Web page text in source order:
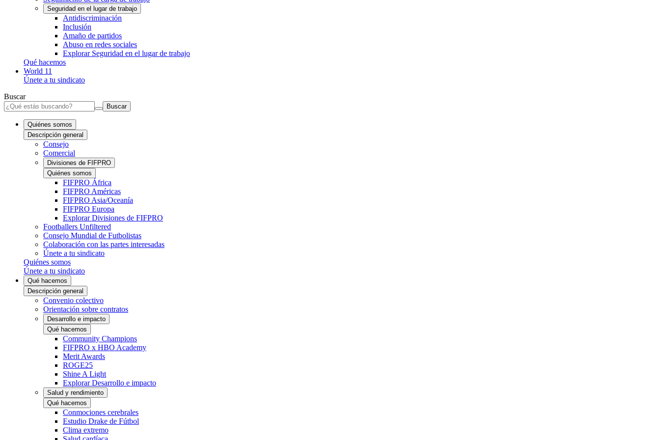
Seguridad en el lugar de trabajo
Antidiscriminación
Inclusión
Amaño de partidos
Abuso en redes sociales
Explorar Seguridad en el lugar de trabajo
Qué hacemos
World 11
Únete a tu sindicato
Buscar
Buscar
Quiénes somos
Descripción general
Consejo
Comercial
Divisiones de FIFPRO
Quiénes somos
FIFPRO África
FIFPRO Américas
FIFPRO Asia/Oceanía
FIFPRO Europa
Explorar Divisiones de FIFPRO
Footballers Unfiltered
Consejo Mundial de Futbolistas
Colaboración con las partes interesadas
Únete a tu sindicato
Quiénes somos
Únete a tu sindicato
Qué hacemos
Descripción general
Convenio colectivo
Orientación sobre contratos
Desarrollo e impacto
Qué hacemos
Community Champions
FIFPRO x HBO Academy
Merit Awards
ROGE25
Shine A Light
Explorar Desarrollo e impacto
Salud y rendimiento
Qué hacemos
Conmociones cerebrales
Estudio Drake de Fútbol
Clima extremo